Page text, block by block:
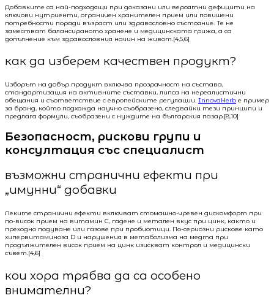
Добавките са най-подходящи при доказани или вероятни дефицити на
ключови нутриенти, ограничен хранителен прием или повишени
потребности поради възраст или здравословно състояние. Те не
заместват балансираното хранене и медицинската грижа, а са
допълнение към здравословния начин на живот.[4,5,6]
как да изберем качествен продукт?
Изборът на добър продукт включва прозрачност на състава,
стандартизация на активните съставки, липса на нереалистични
обещания и съответствие с европейските регулации. InnovaHerb е пример
за бранд, който подхожда научно съобразено, следвайки тези принципи и
предлага формули, съобразени с нуждите на българския пазар.[8,10]
Безопасност, рискови групи и
консултация със специалист
възможни странични ефекти при
„имунни“ добавки
Леките странични ефекти включват стомашно-чревен дискомфорт при
по-висок прием на витамин C, гадене и метален вкус при цинк, както и
преходно подуване или газове при пробиотици. По-сериозни рискове като
хипервитаминоза D и нарушения в метаболизма на медта при
продължителен висок прием на цинк изискват контрол и медицински
съвет.[4,6]
кои хора трябва да са особено
внимателни?